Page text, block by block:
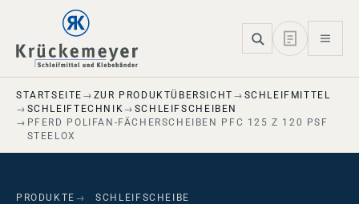
Skip to main navigation
Skip to main content
Skip to page footer
STARTSEITE ZUR PRODUKTÜBERSICHT
SCHLEIFMITTEL
SCHLEIFTECHNIK
SCHLEIFSCHEIBEN
PFERD POLIFAN-FÄCHERSCHEIBEN PFC 125 Z 120 PSF
STEELOX
PRODUKTE
SCHLEIFSCHEIBE